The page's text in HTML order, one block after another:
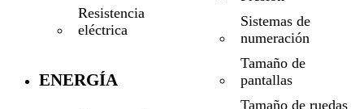
Resistencia
eléctrica
ENERGÍA
Sistemas de
numeración
Tamaño de
pantallas
Tamaño de ruedas